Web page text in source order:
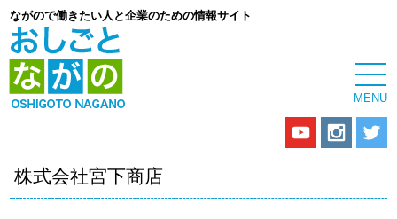
ながので働きたい人と企業のための情報サイト
株式会社宮下商店